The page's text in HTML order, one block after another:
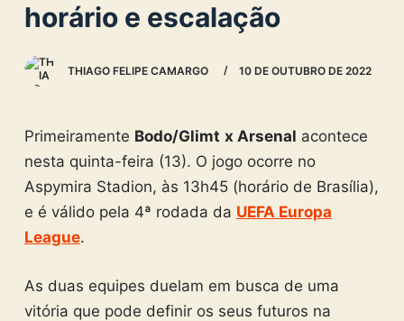
e
horário e escalação
THIAGO FELIPE CAMARGO 10 DE OUTUBRO DE 2022
Primeiramente Bodo/Glimt x Arsenal acontece
nesta quinta-feira (13). O jogo ocorre no
Aspymira Stadion, às 13h45 (horário de Brasília),
e é válido pela 4ª rodada da UEFA Europa
League.
As duas equipes duelam em busca de uma
vitória que pode definir os seus futuros na